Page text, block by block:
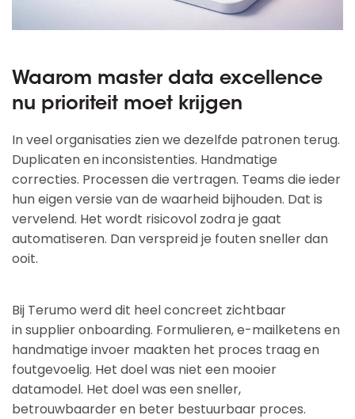
Waarom master data excellence
nu prioriteit moet krijgen
In veel organisaties zien we dezelfde patronen terug.
Duplicaten en inconsistenties. Handmatige
correcties. Processen die vertragen. Teams die ieder
hun eigen versie van de waarheid bijhouden. Dat is
vervelend. Het wordt risicovol zodra je gaat
automatiseren. Dan verspreid je fouten sneller dan
ooit.
Bij Terumo werd dit heel concreet zichtbaar
in supplier onboarding. Formulieren, e-mailketens en
handmatige invoer maakten het proces traag en
foutgevoelig. Het doel was niet een mooier
datamodel. Het doel was een sneller,
betrouwbaarder en beter bestuurbaar proces.